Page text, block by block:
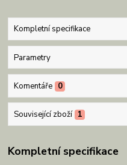
Kompletní specifikace
Parametry
Komentáře 0
Související zboží 1
Kompletní specifikace